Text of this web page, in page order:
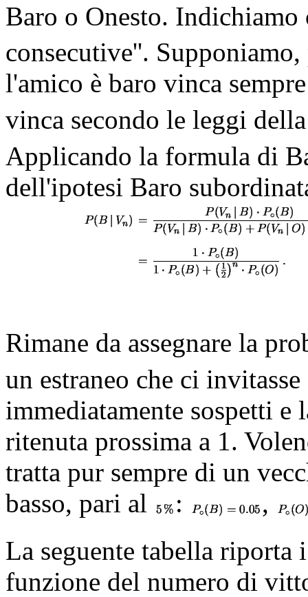
Baro o Onesto.
consecutive''.
l'amico è baro vinca
vinca secondo le leggi
Applicando la formula di
dell'ipotesi Baro
Rimane da assegnare la
un estraneo che ci
immediatamente sospetti
ritenuta prossima a 1.
tratta pur sempre di un
basso, pari al
:
,
La seguente tabella
funzione del numero di